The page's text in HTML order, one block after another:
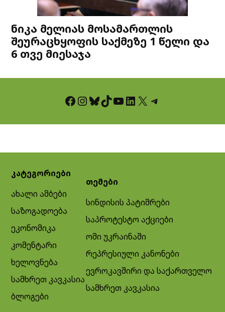
ნიკა მელიას მოსამართლის
შეურაცხყოფის საქმეზე 1 წელი და
6 თვე მიესაჯა
Facebook InstagramBluesky TikTok YouTube LinkedIn X Telegram
კატეგორიები
ახალი ამბები
საზოგადოება
ეკონომიკა
კომენტარი
ხელოვნება
სამხრეთ კავკასია
ბლოგები
თემები
სინდისის პატიმრები
საპროტესტო აქციები
ომი უკრაინაში
რეპრესიული კანონები
ევროკავშირი და საქართველო
სამხრეთ კავკასია